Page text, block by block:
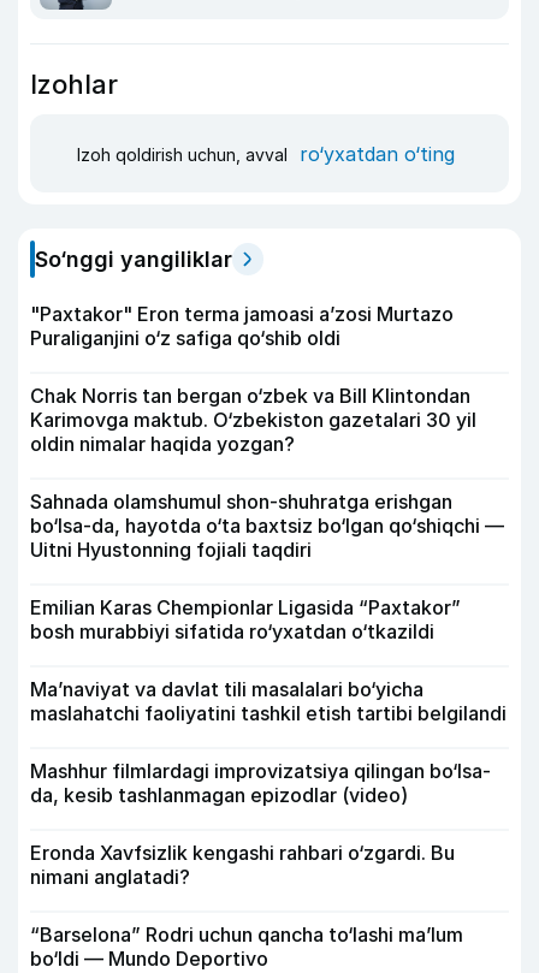
Izohlar
Izoh qoldirish uchun, avval ro‘yxatdan o‘ting
So‘nggi yangiliklar
"Paxtakor" Eron terma jamoasi a’zosi Murtazo
Puraliganjini o‘z safiga qo‘shib oldi
Chak Norris tan bergan o‘zbek va Bill Klintondan
Karimovga maktub. O‘zbekiston gazetalari 30 yil
oldin nimalar haqida yozgan?
Sahnada olamshumul shon-shuhratga erishgan
bo‘lsa-da, hayotda o‘ta baxtsiz bo‘lgan qo‘shiqchi —
Uitni Hyustonning fojiali taqdiri
Emilian Karas Chempionlar Ligasida “Paxtakor”
bosh murabbiyi sifatida ro‘yxatdan o‘tkazildi
Ma’naviyat va davlat tili masalalari bo‘yicha
maslahatchi faoliyatini tashkil etish tartibi belgilandi
Mashhur filmlardagi improvizatsiya qilingan bo‘lsa-
da, kesib tashlanmagan epizodlar (video)
Eronda Xavfsizlik kengashi rahbari o‘zgardi. Bu
nimani anglatadi?
“Barselona” Rodri uchun qancha to‘lashi ma’lum
bo‘ldi — Mundo Deportivo